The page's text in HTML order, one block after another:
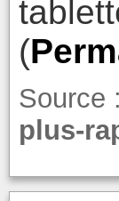
(
Source :
plus-